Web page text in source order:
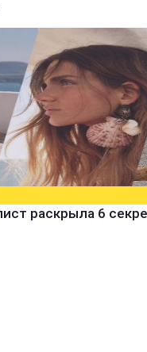
раскрыла 6